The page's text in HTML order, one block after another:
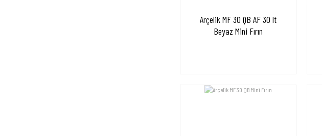
Arçelik MF 30 QB AF 30 lt
Beyaz Mini Fırın